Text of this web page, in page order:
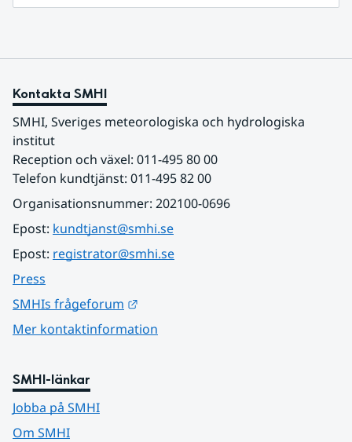
Kontakta SMHI
SMHI, Sveriges meteorologiska och hydrologiska
institut
Reception och växel: 011-495 80 00
Telefon kundtjänst: 011-495 82 00
Organisationsnummer: 202100-0696
Epost: kundtjanst@smhi.se
Epost: registrator@smhi.se
Press
SMHIs frågeforum
Mer kontaktinformation
SMHI-länkar
Jobba på SMHI
Om SMHI